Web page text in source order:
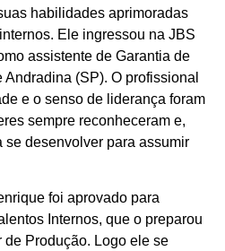
habilidades aprimoradas
Ele ingressou na JBS
assistente de Garantia de
(SP). O profissional
e o senso de liderança foram
sempre reconheceram e,
se desenvolver para assumir
foi aprovado para
Internos, que o preparou
de Produção. Logo ele se